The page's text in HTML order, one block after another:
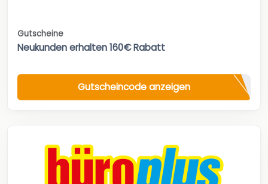
Gutscheine
Neukunden erhalten 160€ Rabatt
Gutscheincode anzeigen